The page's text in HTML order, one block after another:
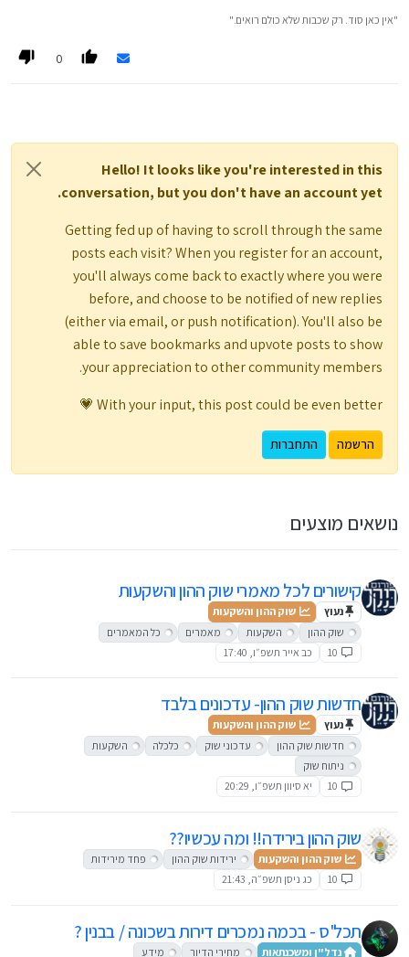
"אין כאן סוד. רק שכבות שלא כולם רואים."
0
Hello! It looks like you're interested in this
conversation, but you don't have an account yet.
Getting fed up of having to scroll through the same
posts each visit? When you register for an account,
you'll always come back to exactly where you were
before, and choose to be notified of new replies
(either via email, or push notification). You'll also be
able to save bookmarks and upvote posts to show
your appreciation to other community members.
With your input, this post could be even better 💗
הרשמה התחברות
נושאים מוצעים
קישורים לכל מאמרי שוק ההון והשקעות
נעוץ
שוק ההון והשקעות
שוק ההון
השקעות מאמרים
כל המאמרים
10
כב אייר תשפ״ו, 17:40
חדשות שוק ההון- עדכונים בלבד
נעוץ
שוק ההון והשקעות
חדשות שוק ההון
עדכוני שוק כלכלה
השקעות
ניתוח שוק
10
יא סיוון תשפ״ו, 20:29
שוק ההון בירידה!! ומה עכשיו??
שוק ההון והשקעות ירידות שוק ההון
פחד מירידות
10
כג ניסן תשפ״ה, 21:43
תכל'ס - בכמה נמכרים דירות בשכונה / בבנין ?
נדל"ן ומשכנתאות מחירי הדיור מידע